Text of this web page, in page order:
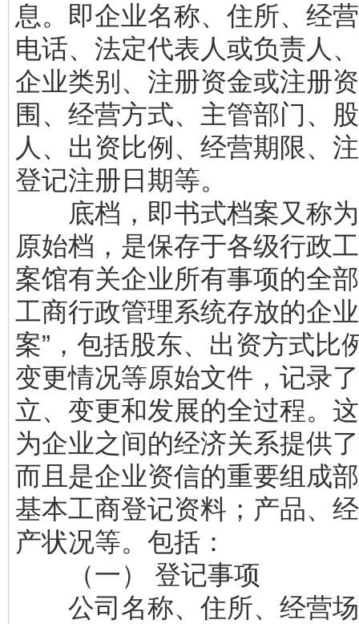
息。即企业名称、住所、经
电话、法定代表人或负责人
企业类别、注册资金或注册
围、经营方式、主管部门、
人、出资比例、经营期限、
登记注册日期等。
底档，即书式档案又称为
原始档，是保存于各级行政
案馆有关企业所有事项的全
工商行政管理系统存放的企
案”，包括股东、出资方式比
变更情况等原始文件，记录
立、变更和发展的全过程。
为企业之间的经济关系提供
而且是企业资信的重要组成
基本工商登记资料；产品、
产状况等。包括：
（一） 登记事项
公司名称、住所、经营场